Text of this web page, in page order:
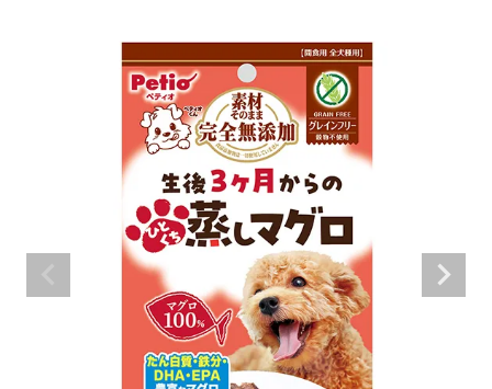
ブランド別に探す
目的別に探す
ご利用案内
ACCOUNT MENU